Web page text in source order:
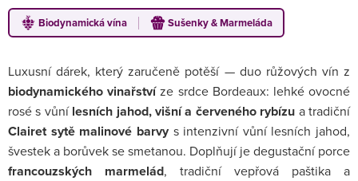
Biodynamická vína Sušenky & Marmeláda
Luxusní dárek, který zaručeně potěší — duo růžových vín z
biodynamického vinařstvíze srdce Bordeaux: lehké ovocné
rosé s vůnílesních jahod, višní a červeného rybízu a tradiční
Clairet sytě malinové barvys intenzivní vůní lesních jahod,
švestek a borůvek se smetanou. Doplňují je degustační porce
francouzských marmelád, tradiční vepřová paštika a